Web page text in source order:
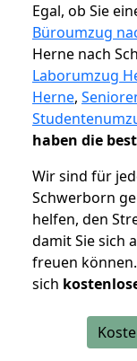
Egal, ob Sie
Büroumzug
Herne nach
Laborumzug
Herne,
haben die
Wir sind für
Schwerborn
helfen, den
damit Sie sich
freuen können.
sich